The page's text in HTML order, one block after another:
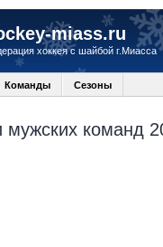
miass.ru
хоккея с шайбой г.Миасса
Команды Сезоны
команд